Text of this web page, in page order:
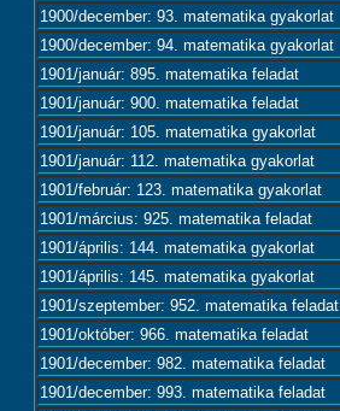
1900/december: 93. matematika gyakorlat
1900/december: 94. matematika gyakorlat
1901/január: 895. matematika feladat
1901/január: 900. matematika feladat
1901/január: 105. matematika gyakorlat
1901/január: 112. matematika gyakorlat
1901/február: 123. matematika gyakorlat
1901/március: 925. matematika feladat
1901/április: 144. matematika gyakorlat
1901/április: 145. matematika gyakorlat
1901/szeptember: 952. matematika feladat
1901/október: 966. matematika feladat
1901/december: 982. matematika feladat
1901/december: 993. matematika feladat